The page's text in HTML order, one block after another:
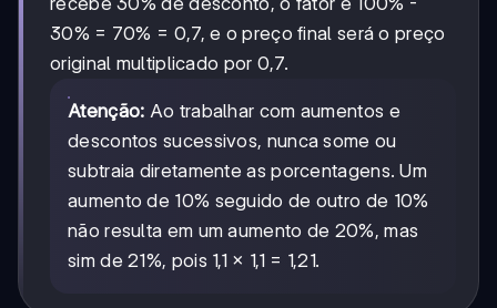
30% = 70% = 0,7, e o preço final será o preço
original multiplicado por 0,7.
Atenção: Ao trabalhar com aumentos e
descontos sucessivos, nunca some ou
subtraia diretamente as porcentagens. Um
aumento de 10% seguido de outro de 10%
não resulta em um aumento de 20%, mas
sim de 21%, pois 1,1 × 1,1 = 1,21.